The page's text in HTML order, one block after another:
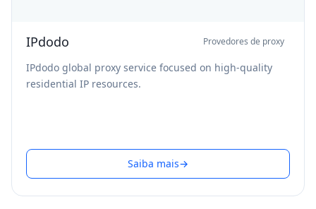
IPdodo Provedores de proxy
IPdodo global proxy service focused on high-quality
residential IP resources.
Saiba mais→